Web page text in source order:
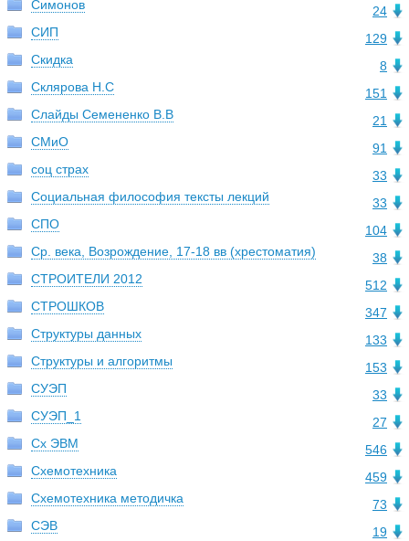
24
Симонов
129
СИП
8
Скидка
151
Склярова Н.С
21
Слайды Семененко В.В
91
СМиО
33
соц страх
33
Социальная философия тексты лекций
104
СПО
38
Ср. века, Возрождение, 17-18 вв (хрестоматия)
512
СТРОИТЕЛИ 2012
347
СТРОШКОВ
133
Структуры данных
153
Структуры и алгоритмы
33
СУЭП
27
СУЭП_1
546
Сх ЭВМ
459
Схемотехника
73
Схемотехника методичка
19
СЭВ